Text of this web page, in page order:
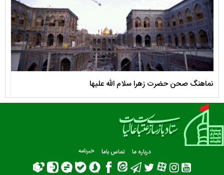
نماهنگ صحن حضرت زهرا سلام الله علیها
درباره ما تماس باما خبرنامه